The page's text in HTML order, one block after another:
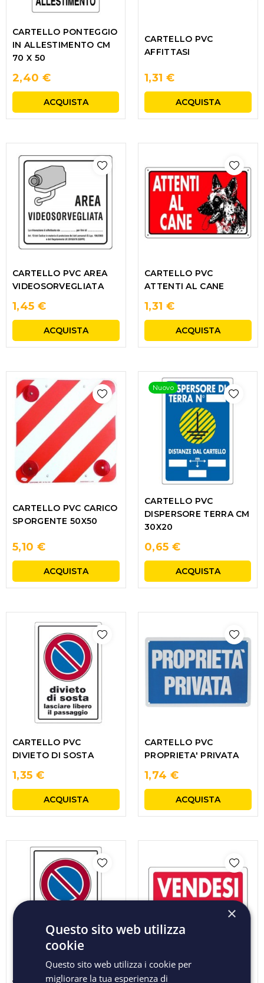
CARTELLO PONTEGGIO
IN ALLESTIMENTO CM
70 X 50
2,40 €
ACQUISTA
CARTELLO PVC
AFFITTASI
1,31 €
ACQUISTA
CARTELLO PVC AREA
VIDEOSORVEGLIATA
1,45 €
ACQUISTA
CARTELLO PVC
ATTENTI AL CANE
1,31 €
ACQUISTA
CARTELLO PVC CARICO
SPORGENTE 50X50
5,10 €
ACQUISTA
Nuovo
CARTELLO PVC
DISPERSORE TERRA CM
30X20
0,65 €
ACQUISTA
CARTELLO PVC
DIVIETO DI SOSTA
1,35 €
ACQUISTA
CARTELLO PVC
PROPRIETA' PRIVATA
1,74 €
ACQUISTA
CARTELLO PVC SOSTA
CARTELLO PVC
×
Questo sito web utilizza
cookie
Questo sito web utilizza i cookie per
migliorare la tua esperienza di